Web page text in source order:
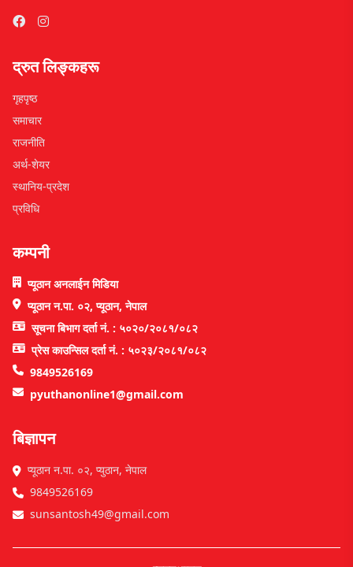
द्रुत लिङ्कहरू
गृहपृष्ठ
समाचार
राजनीति
अर्थ-शेयर
स्थानिय-प्रदेश
प्रविधि
कम्पनी
प्यूठान अनलाईन मिडिया
प्यूठान न.पा. ०२, प्यूठान, नेपाल
सूचना बिभाग दर्ता नं. : ५०२०/२०८१/०८२
प्रेस काउन्सिल दर्ता नं. : ५०२३/२०८१/०८२
9849526169
pyuthanonline1@gmail.com
बिज्ञापन
प्यूठान न.पा. ०२, प्युठान, नेपाल
9849526169
sunsantosh49@gmail.com